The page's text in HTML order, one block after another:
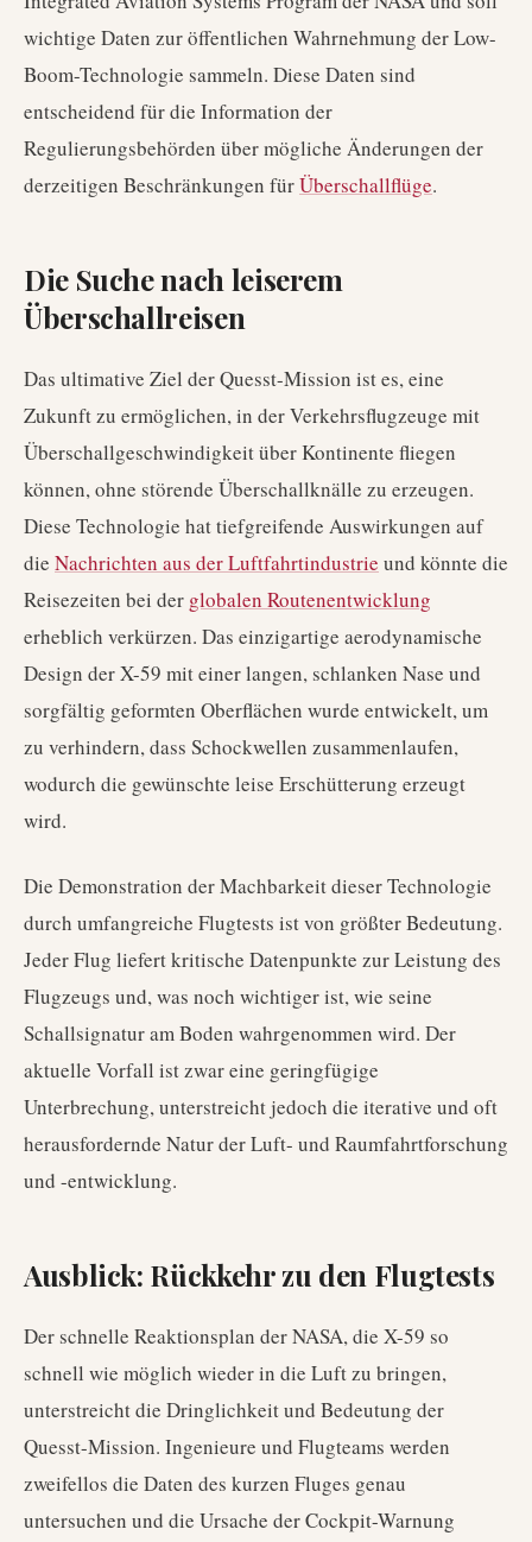
wichtige Daten zur öffentlichen Wahrnehmung der Low-
Boom-Technologie sammeln. Diese Daten sind
entscheidend für die Information der
Regulierungsbehörden über mögliche Änderungen der
derzeitigen Beschränkungen fürÜberschallflüge.
Die Suche nach leiserem
Überschallreisen
Das ultimative Ziel der Quesst-Mission ist es, eine
Zukunft zu ermöglichen, in der Verkehrsflugzeuge mit
Überschallgeschwindigkeit über Kontinente fliegen
können, ohne störende Überschallknälle zu erzeugen.
Diese Technologie hat tiefgreifende Auswirkungen auf
die Nachrichten aus der Luftfahrtindustrie und könnte die
Reisezeiten bei der globalen Routenentwicklung
erheblich verkürzen. Das einzigartige aerodynamische
Design der X-59 mit einer langen, schlanken Nase und
sorgfältig geformten Oberflächen wurde entwickelt, um
zu verhindern, dass Schockwellen zusammenlaufen,
wodurch die gewünschte leise Erschütterung erzeugt
wird.
Die Demonstration der Machbarkeit dieser Technologie
durch umfangreiche Flugtests ist von größter Bedeutung.
Jeder Flug liefert kritische Datenpunkte zur Leistung des
Flugzeugs und, was noch wichtiger ist, wie seine
Schallsignatur am Boden wahrgenommen wird. Der
aktuelle Vorfall ist zwar eine geringfügige
Unterbrechung, unterstreicht jedoch die iterative und oft
herausfordernde Natur der Luft- und Raumfahrtforschung
und -entwicklung.
Ausblick: Rückkehr zu den Flugtests
Der schnelle Reaktionsplan der NASA, die X-59 so
schnell wie möglich wieder in die Luft zu bringen,
unterstreicht die Dringlichkeit und Bedeutung der
Quesst-Mission. Ingenieure und Flugteams werden
zweifellos die Daten des kurzen Fluges genau
untersuchen und die Ursache der Cockpit-Warnung